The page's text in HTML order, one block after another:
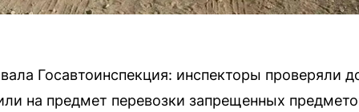
Госавтоинспекция: инспекторы проверяли
на предмет перевозки запрещенных